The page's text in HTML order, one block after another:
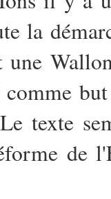
la
texte
de